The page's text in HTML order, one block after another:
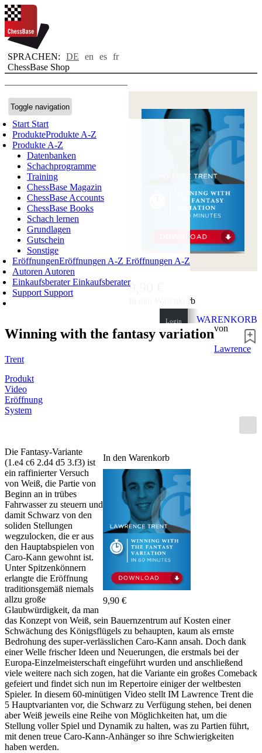
SPRACHEN: DE en es fr
ChessBase Shop
Toggle navigation
Start Start
ProdukteProdukte A-Z
Produkte A-Z
Datenbanken
Schachprogramme
Training
ChessBase Magazin
ChessBase Accounts
ChessBase Books
Schach lernen
Grundlagen
Gutschein
Sonstige
EröffnungenEröffnungen A-Z Eröffnungen A-Z
Autoren Autoren
EinkaufsberaterEinkaufsberater
Support Support
Login
WARENKORB
0ARTIKEL
0,00 €
✔
9,90 €
In den Warenkorb
Winning with the fantasy variationvon
Lawrence
Trent
Produkt
Video
Eröffnung
System
In den Warenkorb
9,90 €
Die Fantasy-Variante
(1.e4 c6 2.d4 d5 3.f3) ist
ein raffinierter Versuch
von Weiß, die Partie von
Beginn an in trübes
Fahrwasser zu steuern und
damit Schwarz von den
soliden Stellungen
wegzulocken, die er aus
den Hauptabspielen von
Caro-Kann gewohnt ist.
Unter Spitzenkönnern
erlangte die Eröffnung
traditionsgemäß niemals
allzu große
Glaubwürdigkeit, da man
das Konzept von Weiß, sein Bauernzentrum auf Kosten einer
Schwächung des Königsflügels zu behaupten, kaum als ernste
Bedrohung des super-verlässlichen Caro-Kann ansah. Doch dank
einer Welle frischer Ideen und Neuerungen, die erstmals bei der
Europa-Einzelmeisterschaft eingeführt wurden und anschließend
viele weitere nach sich zogen, hat die Variante ein großes Comeback
gefeiert und findet sich nun im Repertoire einiger der weltbesten
Spieler. In diesem 60-minütigen Video stellt IM Lawrence Trent die
5 Hauptvarianten vor, die Schwarz zu Verfügung stehen, bei denen
aber Weiß jeweils eine Reihe von Möglichkeiten hat, um die
Stellung voller Spiel und Dynamik zu halten, was zu Partien führt,
mit denen treue Caro-Kann-Anhänger so ihre Schwierigkeiten
haben werden.